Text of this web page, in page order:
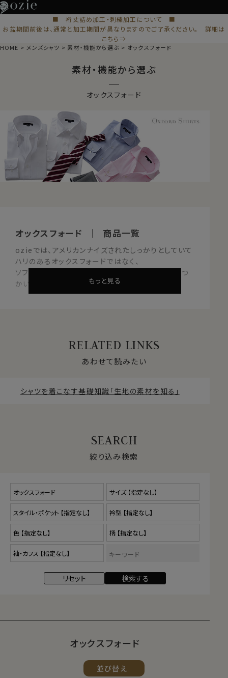
■ 裄丈詰め加工・刺繍加工について ■
お盆期間前後は、通常と加工期間が異なりますのでご了承ください。 詳細は
こちら⇒
HOME メンズシャツ 素材・機能から選ぶ オックスフォード
素材・機能から選ぶ
オックスフォード
オックスフォード ｜ 商品一覧
ozieでは、アメリカンナイズされたしっかりとしていて
ハリのあるオックスフォードではなく、
ソフトな肌触りのいい上質オックスフォード生地をつ
かい上品シャツにしあげました。
たて糸・よこ糸を2本ずつ引きそろえて、平織りにした生地
です（斜子織りともいいます）。 比較的厚地で光沢があ
ロイヤルオックスフォードやピンポイントオックスフォード
たて糸・よこ糸を2本ずつ引きそろえたうえ、たて糸に色
糸、よこ糸に白糸を使用して織ったものをオックスフォー
ドシャンブレーといいます。
昨今のオックスフォードシャツは「細身」がキ
ーワード。モダンにアレンジされた細身タイプ
が人気です。そこでozieでも、ナチュラルフィ
ットのオックスフォードシャツを生産しました。
もっと見る
RELATED LINKS
あわせて読みたい
シャツを着こなす基礎知識「生地の素材を知る」
絞り込み検索
オックスフォード
並び替え